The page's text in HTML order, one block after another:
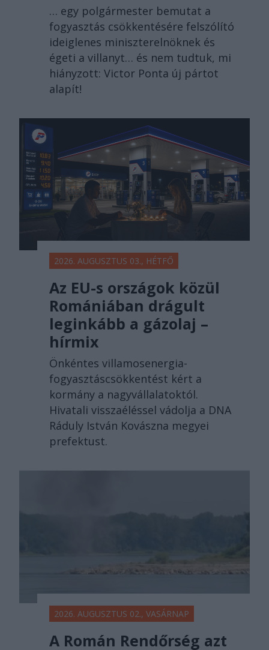
… egy polgármester bemutat a
fogyasztás csökkentésére felszólító
ideiglenes miniszterelnöknek és
égeti a villanyt… és nem tudtuk, mi
hiányzott: Victor Ponta új pártot
alapít!
2026. AUGUSZTUS 03., HÉTFŐ
Az EU-s országok közül
Romániában drágult
leginkább a gázolaj –
hírmix
Önkéntes villamosenergia-
fogyasztáscsökkentést kért a
kormány a nagyvállalatoktól.
Hivatali visszaéléssel vádolja a DNA
Ráduly István Kovászna megyei
prefektust.
2026. AUGUSZTUS 02., VASÁRNAP
A Román Rendőrség azt